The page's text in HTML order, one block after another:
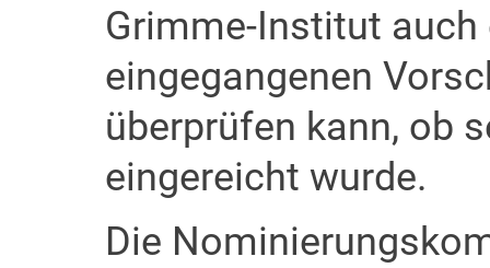
Grimme-Institut
eingegangenen
überprüfen kann, ob
eingereicht wurde.
Die